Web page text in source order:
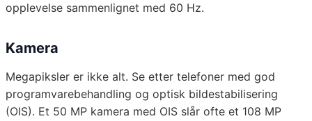
opplevelse sammenlignet med 60 Hz.
Kamera
Megapiksler er ikke alt. Se etter telefoner med god
programvarebehandling og optisk bildestabilisering
(OIS). Et 50 MP kamera med OIS slår ofte et 108 MP